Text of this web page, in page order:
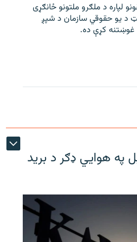
لپاره د ملګرو ملتونو ځانګړی
د یو حقوقي سازمان د شپږ
غوښتنه کړې ده.
په هوايي ډګر د برید